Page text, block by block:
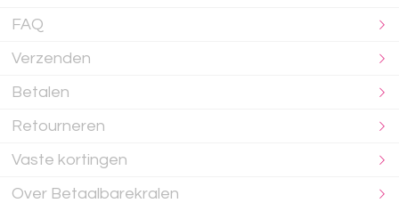
FAQ
Verzenden
Betalen
Retourneren
Vaste kortingen
Over Betaalbarekralen